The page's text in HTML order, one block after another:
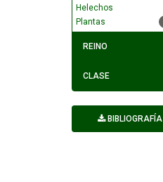
Helechos
Plantas
REINO
CLASE
BIBLIOGRAFÍA